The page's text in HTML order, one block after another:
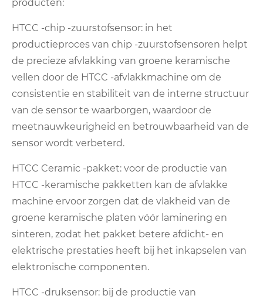
producten:
HTCC -chip -zuurstofsensor: in het
productieproces van chip -zuurstofsensoren helpt
de precieze afvlakking van groene keramische
vellen door de HTCC -afvlakkmachine om de
consistentie en stabiliteit van de interne structuur
van de sensor te waarborgen, waardoor de
meetnauwkeurigheid en betrouwbaarheid van de
sensor wordt verbeterd.
HTCC Ceramic -pakket: voor de productie van
HTCC -keramische pakketten kan de afvlakke
machine ervoor zorgen dat de vlakheid van de
groene keramische platen vóór laminering en
sinteren, zodat het pakket betere afdicht- en
elektrische prestaties heeft bij het inkapselen van
elektronische componenten.
HTCC -druksensor: bij de productie van